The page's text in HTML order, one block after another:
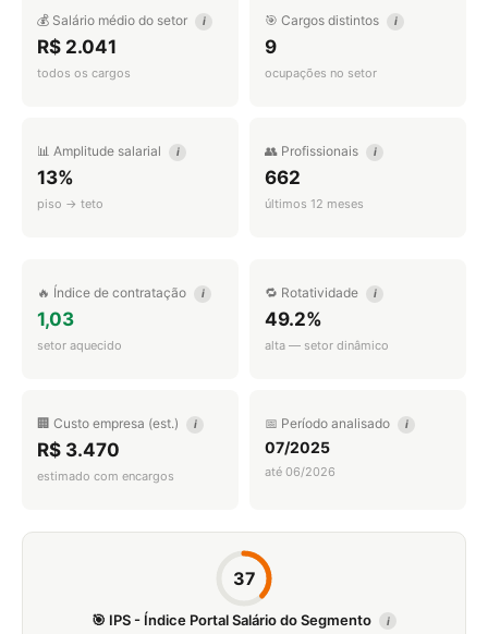
💰 Salário médio do setor i
R$ 2.041
todos os cargos
🎯 Cargos distintos i
9
ocupações no setor
📊 Amplitude salarial i
13%
piso → teto
👥 Profissionais i
662
últimos 12 meses
🔥 Índice de contratação i
1,03
setor aquecido
🔁 Rotatividade i
49.2%
alta — setor dinâmico
🏢 Custo empresa (est.) i
R$ 3.470
estimado com encargos
📅 Período analisado i
07/2025
até 06/2026
37
🎯 IPS - Índice Portal Salário do Segmento i